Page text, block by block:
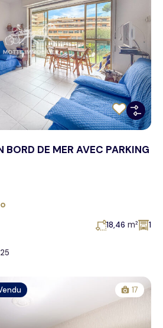
BORD DE MER AVEC PARKING
18,46 m² 1
17